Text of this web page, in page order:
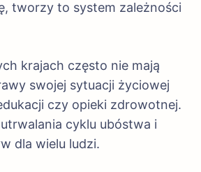
tworzy to system zależności
krajach często nie mają
swojej sytuacji życiowej
czy opieki zdrowotnej.
cyklu ubóstwa i
dla wielu ludzi.